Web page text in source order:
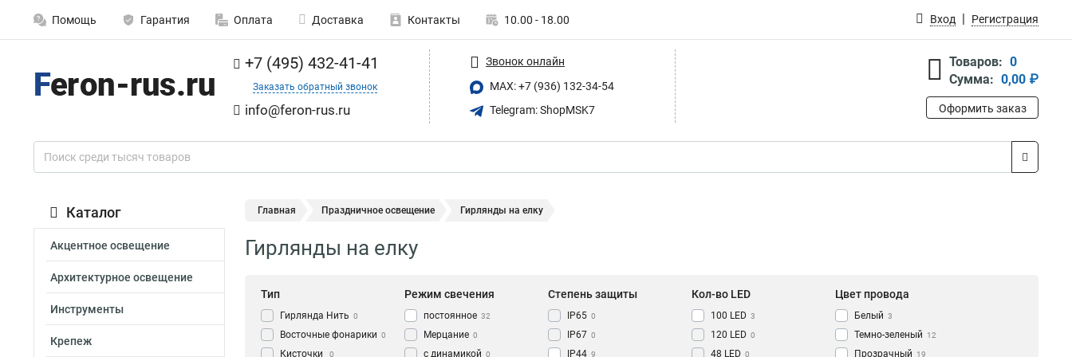
Помощь Гарантия Оплата Доставка Контакты 10.00 - 18.00 Вход Регистрация
+7 (495) 432-41-41
Заказать обратный звонок
info@feron-rus.ru
Звонок онлайн
MAX: +7 (936) 132-34-54
Telegram: ShopMSK7
Товаров: 0
Сумма: 0,00 ₽
Оформить заказ
Каталог
Акцентное освещение
Архитектурное освещение
Инструменты
Крепеж
Главная Праздничное освещение Гирлянды на елку
Гирлянды на елку
Тип
Гирлянда Нить 0
Восточные фонарики 0
Кисточки 0
Режим свечения
постоянное 32
Мерцание 0
с динамикой 0
Степень защиты
IP65 0
IP67 0
IP44 9
Кол-во LED
100 LED 3
120 LED 0
48 LED 0
Цвет провода
Белый 3
Темно-зеленый 12
Прозрачный 19